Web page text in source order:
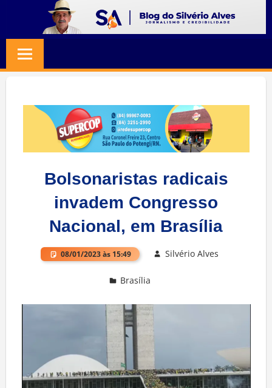
content
SILVERIO
ALVES
Jornalismo
Credibilidade
Bolsonaristas radicais
invadem Congresso
Nacional, em Brasília
08/01/2023 às 15:49 Silvério Alves
Brasília